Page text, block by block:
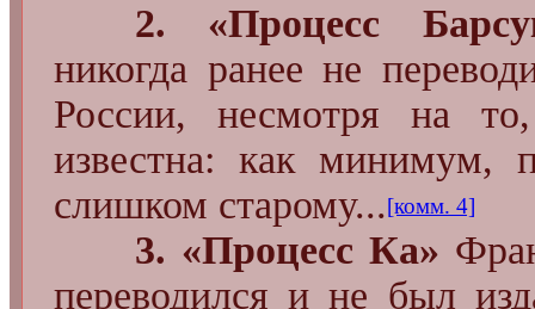
2. «Процесс
никогда ранее не
России, несмотря на
известна: как минимум,
слишком старому...[комм. 4]
3. «Процесс Ка»
переводился и не был